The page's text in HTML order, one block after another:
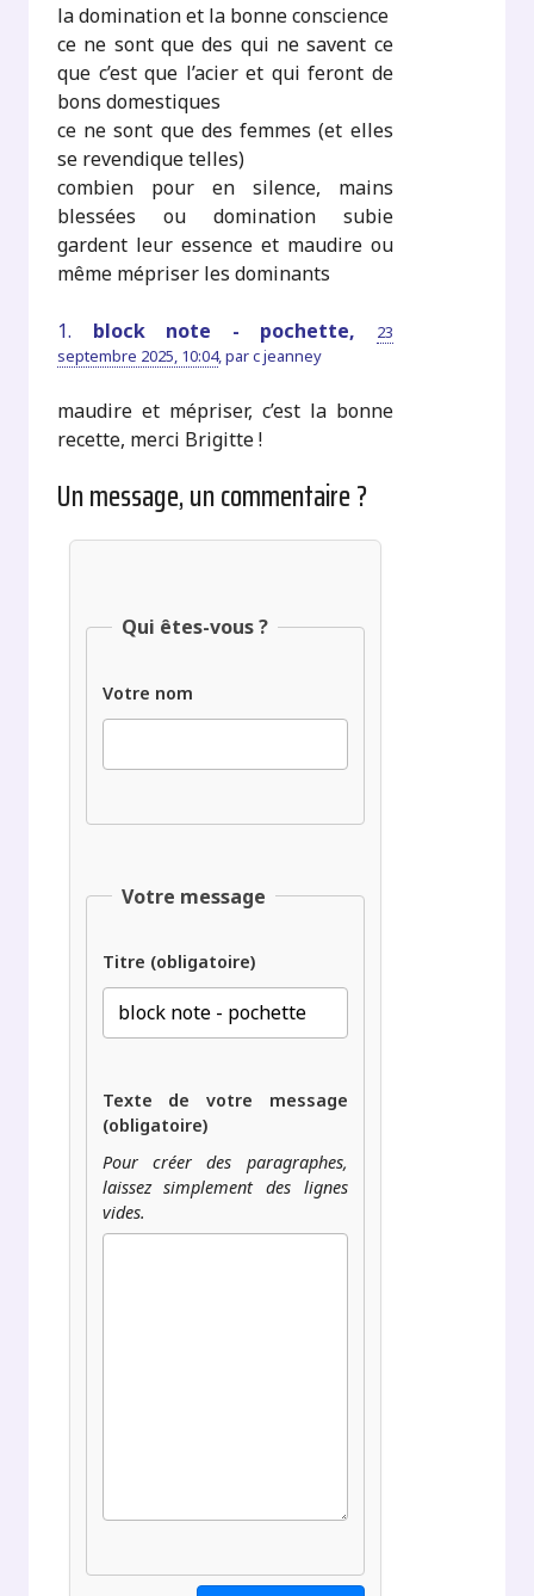
la domination et la bonne conscience
ce ne sont que des qui ne savent ce
que c’est que l’acier et qui feront de
bons domestiques
ce ne sont que des femmes (et elles
se revendique telles)
combien pour en silence, mains
blessées ou domination subie
gardent leur essence et maudire ou
même mépriser les dominants
1. block note - pochette,
23
septembre 2025, 10:04,parc jeanney
maudire et mépriser, c’est la bonne
recette, merci Brigitte !
Un message, un commentaire ?
Qui êtes-vous ?
Votre nom
Votre message
Titre (obligatoire)
Texte de votre message
(obligatoire)
Pour créer des paragraphes,
laissez simplement des lignes
vides.